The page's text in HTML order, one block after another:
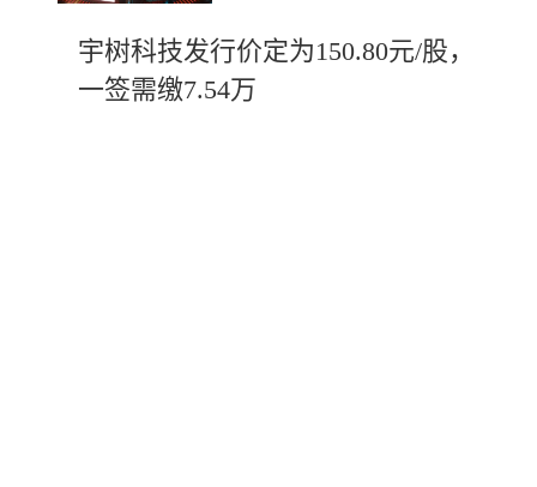
宇树科技发行价定为150.80元/股，
一签需缴7.54万